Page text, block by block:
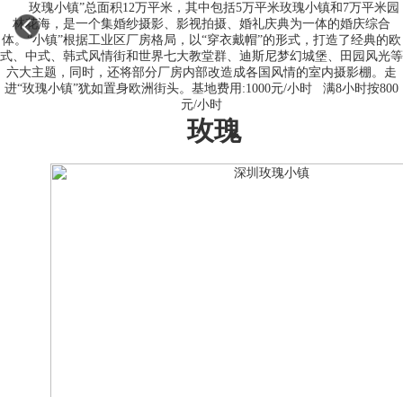
玫瑰小镇”总面积12万平米，其中包括5万平米玫瑰小镇和7万平米园
林花海，是一个集婚纱摄影、影视拍摄、婚礼庆典为一体的婚庆综合
体。“小镇”根据工业区厂房格局，以“穿衣戴帽”的形式，打造了经典的欧
式、中式、韩式风情街和世界七大教堂群、迪斯尼梦幻城堡、田园风光等
六大主题，同时，还将部分厂房内部改造成各国风情的室内摄影棚。走
进“玫瑰小镇”犹如置身欧洲街头。基地费用:1000元/小时 满8小时按800
元/小时
玫瑰